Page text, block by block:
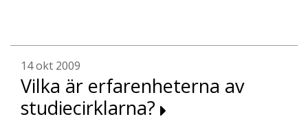
14 okt 2009
Vilka är erfarenheterna av
studiecirklarna?